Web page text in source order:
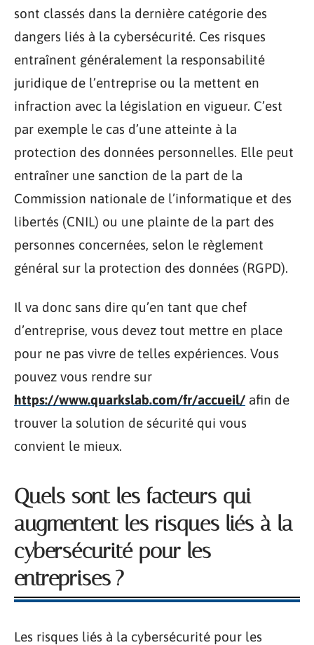
sont classés dans la dernière catégorie des
dangers liés à la cybersécurité. Ces risques
entraînent généralement la responsabilité
juridique de l’entreprise ou la mettent en
infraction avec la législation en vigueur. C’est
par exemple le cas d’une atteinte à la
protection des données personnelles. Elle peut
entraîner une sanction de la part de la
Commission nationale de l’informatique et des
libertés (CNIL) ou une plainte de la part des
personnes concernées, selon le règlement
général sur la protection des données (RGPD).
Il va donc sans dire qu’en tant que chef
d’entreprise, vous devez tout mettre en place
pour ne pas vivre de telles expériences. Vous
pouvez vous rendre sur
https://www.quarkslab.com/fr/accueil/ afin de
trouver la solution de sécurité qui vous
convient le mieux.
Quels sont les facteurs qui
augmentent les risques liés à la
cybersécurité pour les
entreprises ?
Les risques liés à la cybersécurité pour les